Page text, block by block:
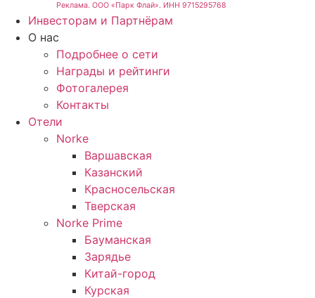
Реклама. ООО «Парк Флай». ИНН 9715295768
Инвесторам и Партнёрам
О нас
Подробнее о сети
Награды и рейтинги
Фотогалерея
Контакты
Отели
Norke
Варшавская
Казанский
Красносельская
Тверская
Norke Prime
Бауманская
Зарядье
Китай-город
Курская